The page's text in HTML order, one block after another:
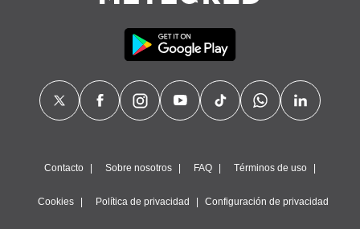
Contacto Sobre nosotros FAQ Términos de uso
Cookies Política de privacidad Configuración de privacidad